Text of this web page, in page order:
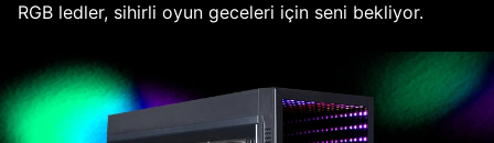
RGB ledler, sihirli oyun geceleri için seni bekliyor.